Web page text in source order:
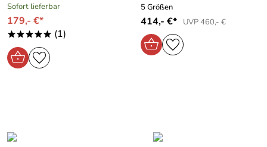
Sofort lieferbar
179,- €*
***** (1)
5 Größen
414,- €* UVP 460,- €